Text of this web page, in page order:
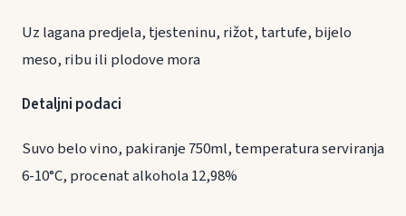
Uz lagana predjela, tjesteninu, rižot, tartufe, bijelo
meso, ribu ili plodove mora
Detaljni podaci
Suvo belo vino, pakiranje 750ml, temperatura serviranja
6-10°C, procenat alkohola 12,98%